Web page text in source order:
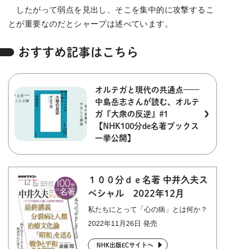
したがって弱点を見出し、そこを集中的に攻撃するこ
とが重要なのだとシャープは述べています。
おすすめ記事はこちら
オルテガと現代の共通点——
中島岳志さんが読む、オルテ
ガ『大衆の反逆』#1
【NHK100分de名著ブックス
一挙公開】
１００分ｄｅ名著 中井久夫ス
ペシャル 2022年12月
私たちにとって「心の病」とは何か？
2022年11月26日 発売
NHK出版ECサイトへ